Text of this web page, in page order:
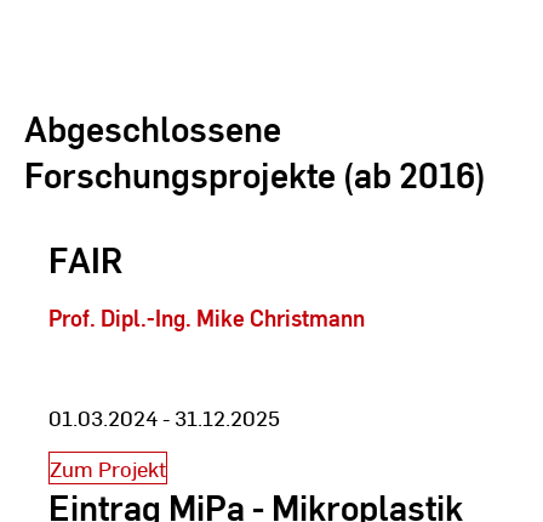
Abgeschlossene
Forschungsprojekte (ab 2016)
FAIR
Prof. Dipl.-Ing. Mike Christmann
01.03.2024 - 31.12.2025
Zum Projekt
Eintrag MiPa - Mikroplastik